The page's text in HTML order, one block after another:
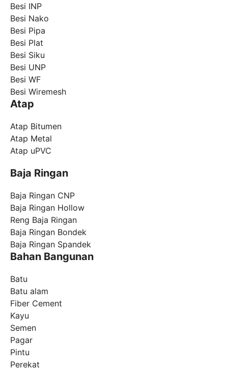
Besi INP
Besi Nako
Besi Pipa
Besi Plat
Besi Siku
Besi UNP
Besi WF
Besi Wiremesh
Atap
Atap Bitumen
Atap Metal
Atap uPVC
Baja Ringan
Baja Ringan CNP
Baja Ringan Hollow
Reng Baja Ringan
Baja Ringan Bondek
Baja Ringan Spandek
Bahan Bangunan
Batu
Batu alam
Fiber Cement
Kayu
Semen
Pagar
Pintu
Perekat